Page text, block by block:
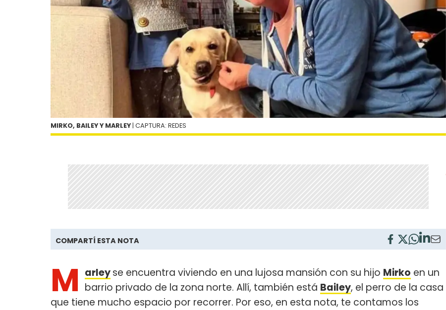
MIRKO, BAILEY Y MARLEY| CAPTURA: REDES
COMPARTÍ ESTA NOTA
M arleyse encuentra viviendo en una lujosa mansión con su hijo Mirko en un
barrio privado de la zona norte. Allí, también está Bailey, el perro de la casa
que tiene mucho espacio por recorrer. Por eso, en esta nota, te contamos los